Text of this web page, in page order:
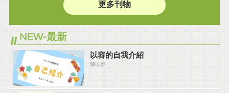
更多刊物
NEW-最新
以容的自我介紹
陳以容